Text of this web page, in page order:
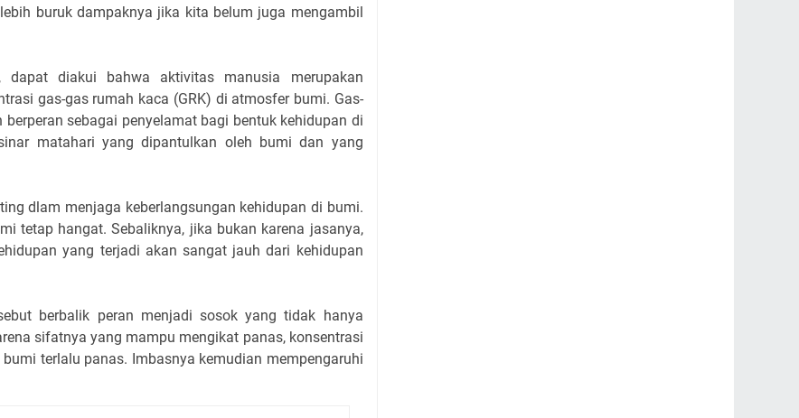
buruk dampaknya jika kita belum juga mengambil
dapat diakui bahwa aktivitas manusia merupakan
gas-gas rumah kaca (GRK) di atmosfer bumi. Gas-
sebagai penyelamat bagi bentuk kehidupan di
matahari yang dipantulkan oleh bumi dan yang
dlam menjaga keberlangsungan kehidupan di bumi.
tetap hangat. Sebaliknya, jika bukan karena jasanya,
yang terjadi akan sangat jauh dari kehidupan
berbalik peran menjadi sosok yang tidak hanya
sifatnya yang mampu mengikat panas, konsentrasi
terlalu panas. Imbasnya kemudian mempengaruhi